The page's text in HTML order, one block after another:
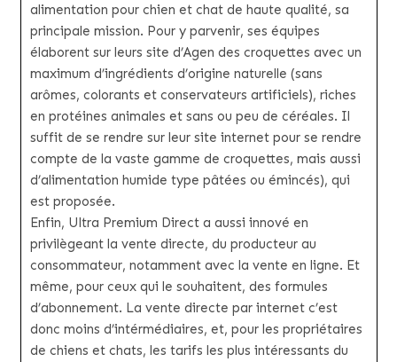
alimentation pour chien et chat de haute qualité, sa
principale mission. Pour y parvenir, ses équipes
élaborent sur leurs site d’Agen des croquettes avec un
maximum d’ingrédients d’origine naturelle (sans
arômes, colorants et conservateurs artificiels), riches
en protéines animales et sans ou peu de céréales. Il
suffit de se rendre sur leur site internet pour se rendre
compte de la vaste gamme de croquettes, mais aussi
d’alimentation humide type pâtées ou émincés), qui
est proposée.
Enfin, Ultra Premium Direct a aussi innové en
privilègeant la vente directe, du producteur au
consommateur, notamment avec la vente en ligne. Et
même, pour ceux qui le souhaitent, des formules
d’abonnement. La vente directe par internet c’est
donc moins d’intérmédiaires, et, pour les propriétaires
de chiens et chats, les tarifs les plus intéressants du